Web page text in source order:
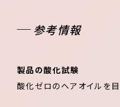
参考情報
製品の酸化試験
酸化ゼロのヘアオイルを